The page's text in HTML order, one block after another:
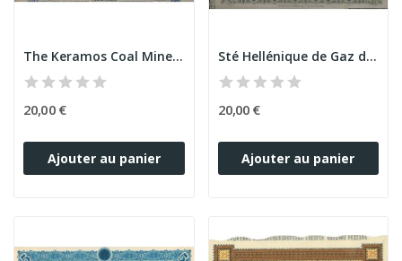
The Keramos Coal Mines Ltd
20,00 €
Ajouter au panier
Sté Hellénique de Gaz d'Athènes et Autres Villes
20,00 €
Ajouter au panier